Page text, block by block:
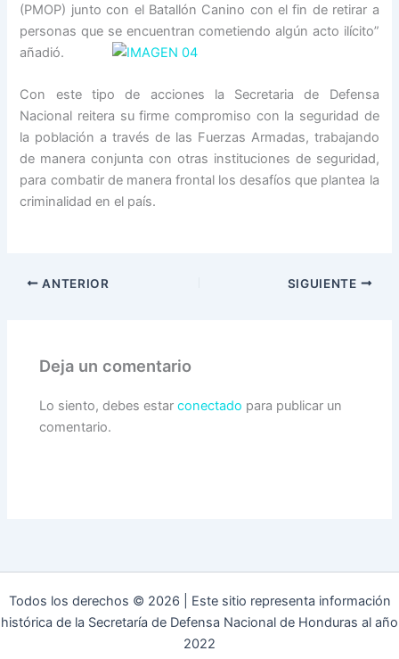
(PMOP) junto con el Batallón Canino con el fin de retirar a
personas que se encuentran cometiendo algún acto ilícito”
añadió.
Con este tipo de acciones la Secretaria de Defensa
Nacional reitera su firme compromiso con la seguridad de
la población a través de las Fuerzas Armadas, trabajando
de manera conjunta con otras instituciones de seguridad,
para combatir de manera frontal los desafíos que plantea la
criminalidad en el país.
ANTERIOR SIGUIENTE
Deja un comentario
Lo siento, debes estarconectado para publicar un
comentario.
Todos los derechos © 2026 | Este sitio representa información
histórica de la Secretaría de Defensa Nacional de Honduras al año
2022